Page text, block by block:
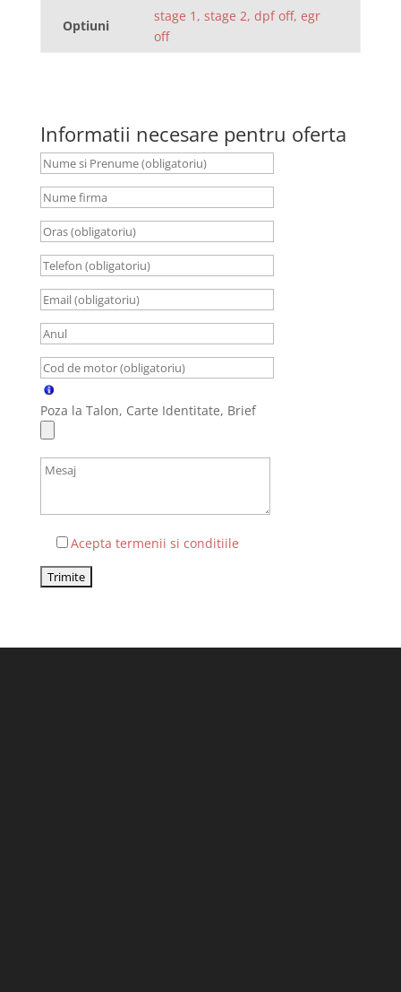
Optiuni
stage 1, stage 2, dpf off, egr
off
Informatii necesare pentru oferta
Poza la Talon, Carte Identitate, Brief
Acepta termenii si conditiile